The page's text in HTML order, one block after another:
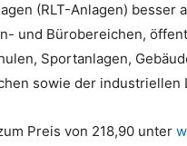
(RLT-Anlagen)
und Bürobereichen,
Sportanlagen,
sowie der industriellen
Preis von 218,90 unter